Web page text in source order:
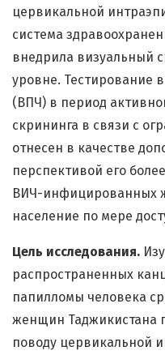
цервикальной
система
внедрила визуальный
уровне. Тестирование
(ВПЧ) в период
скрининга в связи с
отнесен в качестве
перспективой его
ВИЧ-инфицированных
население по мере
Цель исследования.
распространенных
папилломы человека
женщин Таджикистана
поводу цервикальной